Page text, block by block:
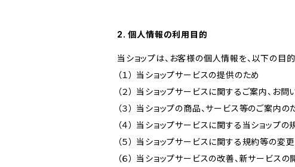
2. 個人情報の利用目的
当ショップは、お客様の個人情報を、以下の目
（１） 当ショップサービスの提供のため
（２） 当ショップサービスに関するご案内、お
（３） 当ショップの商品、サービス等のご案内の
（４） 当ショップサービスに関する当ショップ
（５） 当ショップサービスに関する規約等の変
（６） 当ショップサービスの改善、新サービス